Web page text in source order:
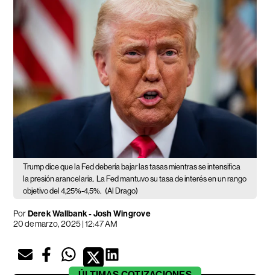
Trump dice que la Fed debería bajar las tasas mientras se intensifica
la presión arancelaria.
La Fed mantuvo su tasa de interés en un rango
objetivo del 4,25%-4,5%. (Al Drago)
PorDerek Wallbank - Josh Wingrove
20 de marzo, 2025 | 12:47 AM